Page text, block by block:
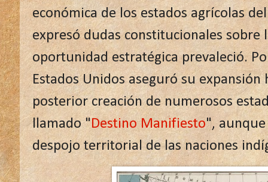
económica de los estados agrícolas
expresó dudas constitucionales sobre
oportunidad estratégica prevaleció.
Estados Unidos aseguró su
posterior creación de numerosos
llamado "Destino Manifiesto",
despojo territorial de las naciones